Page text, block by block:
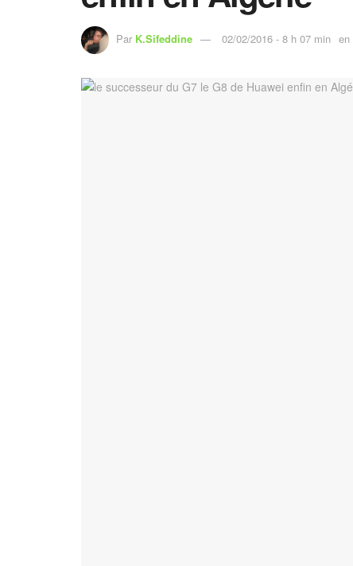
Par K.Sifeddine 02/02/2016 - 8 h 07 min en